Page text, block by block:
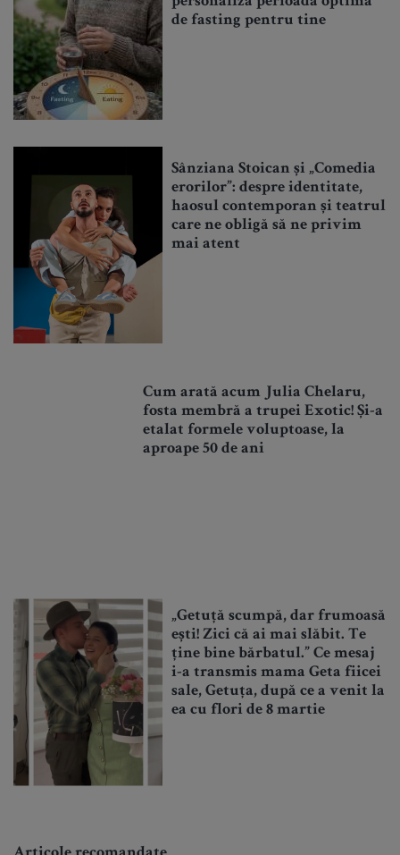
de fasting pentru tine
Sânziana Stoican și „Comedia
erorilor”: despre identitate,
haosul contemporan și teatrul
care ne obligă să ne privim
mai atent
Cum arată acum Julia Chelaru,
fosta membră a trupei Exotic! Și-a
etalat formele voluptoase, la
aproape 50 de ani
„Getuță scumpă, dar frumoasă
ești! Zici că ai mai slăbit. Te
ține bine bărbatul.” Ce mesaj
i-a transmis mama Geta fiicei
sale, Getuța, după ce a venit la
ea cu flori de 8 martie